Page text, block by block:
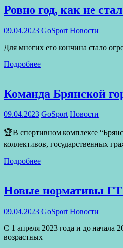
Ровно год, как не
09.04.2023 GoSport Новости
Для многих его кончина стало
Подробнее
Команда Брянской
09.04.2023 GoSport Новости
🏆В спортивном комплексе
коллективов, государственных
Подробнее
Новые нормативы
09.04.2023 GoSport Новости
С 1 апреля 2023 года и до начала
возрастных